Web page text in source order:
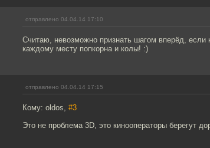
отправлено 04.04.14 17:10
Считаю, невозможно признать шагом вперёд, если
каждому месту попкорна и колы! :)
отправлено 04.04.14 17:15
Кому: oldos, #3
Это не проблема 3D, это кинооператоры берегут